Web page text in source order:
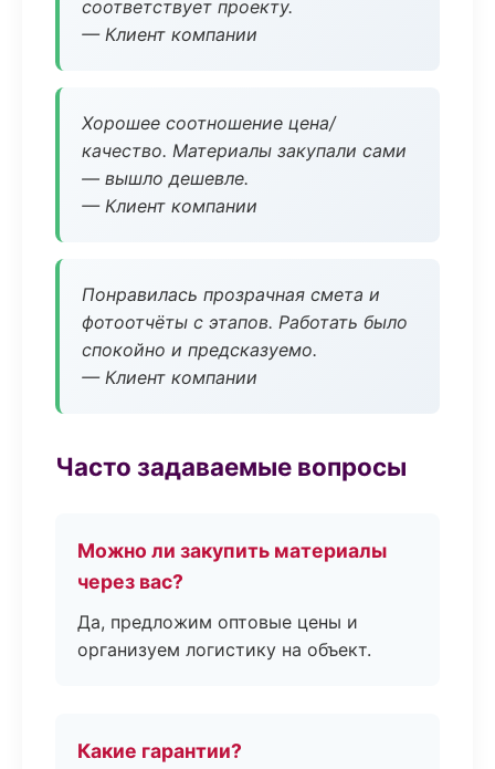
соответствует проекту.
— Клиент компании
Хорошее соотношение цена/
качество. Материалы закупали сами
— вышло дешевле.
— Клиент компании
Понравилась прозрачная смета и
фотоотчёты с этапов. Работать было
спокойно и предсказуемо.
— Клиент компании
Часто задаваемые вопросы
Можно ли закупить материалы
через вас?
Да, предложим оптовые цены и
организуем логистику на объект.
Какие гарантии?